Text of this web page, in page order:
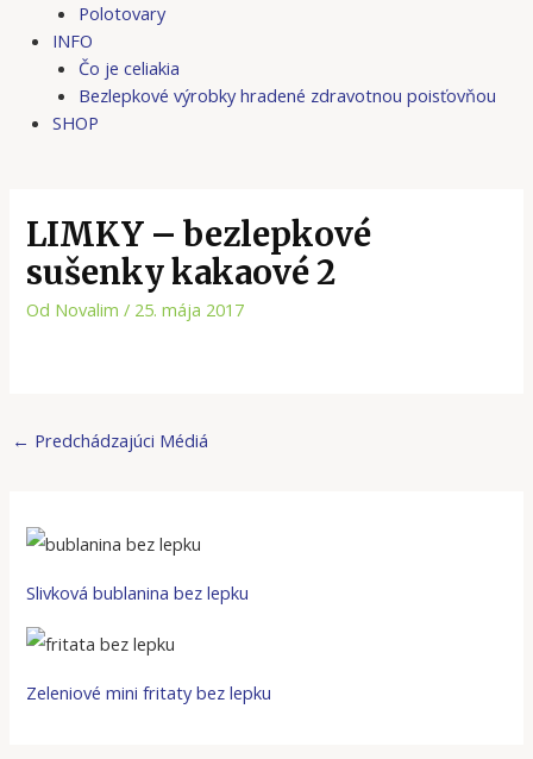
Polotovary
INFO
Čo je celiakia
Bezlepkové výrobky hradené zdravotnou poisťovňou
SHOP
LIMKY – bezlepkové
sušenky kakaové 2
Od Novalim/ 25. mája 2017
← Predchádzajúci Médiá
Slivková bublanina bez lepku
Zeleniové mini fritaty bez lepku